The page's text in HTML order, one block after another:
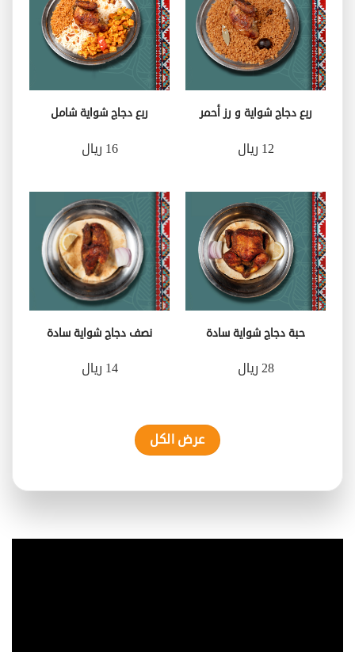
ربع دجاج شواية و رز أحمر
12 ريال
ربع دجاج شواية شامل
16 ريال
حبة دجاج شواية سادة
28 ريال
نصف دجاج شواية سادة
14 ريال
عرض الكل